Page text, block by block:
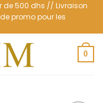
de 500 dhs // Livraison
promo pour les
0